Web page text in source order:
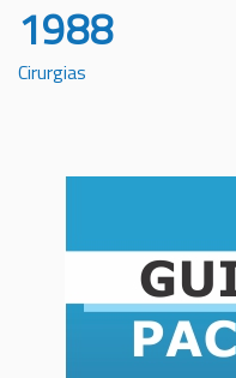
1988
Cirurgias